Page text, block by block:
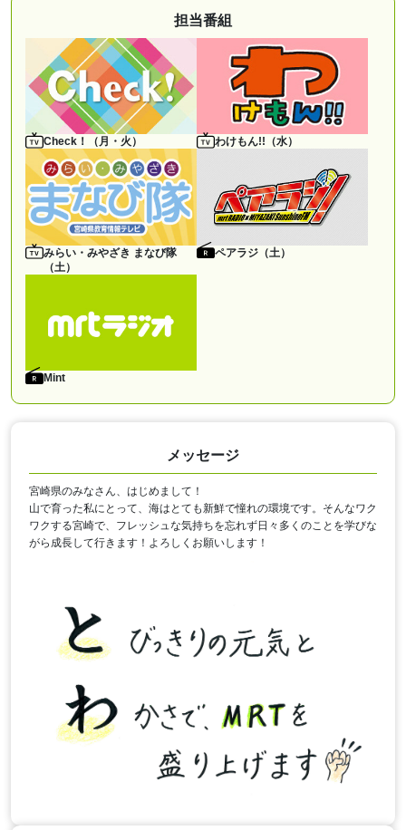
担当番組
Check！（月・火） わけもん!!（水）
みらい・みやざき まなび隊
（土）
ペアラジ（土）
Mint
メッセージ
宮崎県のみなさん、はじめまして！
山で育った私にとって、海はとても新鮮で憧れの環境です。そんなワク
ワクする宮崎で、フレッシュな気持ちを忘れず日々多くのことを学びな
がら成長して行きます！よろしくお願いします！